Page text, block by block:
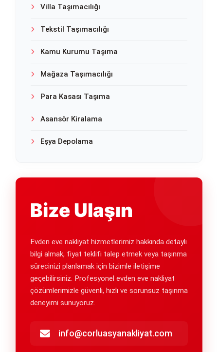
Villa Taşımacılığı
Tekstil Taşımacılığı
Kamu Kurumu Taşıma
Mağaza Taşımacılığı
Para Kasası Taşıma
Asansör Kiralama
Eşya Depolama
Bize Ulaşın
Evden eve nakliyat hizmetlerimiz hakkında detaylı
bilgi almak, fiyat teklifi talep etmek veya taşınma
sürecinizi planlamak için bizimle iletişime
geçebilirsiniz. Profesyonel evden eve nakliyat
çözümlerimizle güvenli, hızlı ve sorunsuz taşınma
deneyimi sunuyoruz.
info@corluasyanakliyat.com